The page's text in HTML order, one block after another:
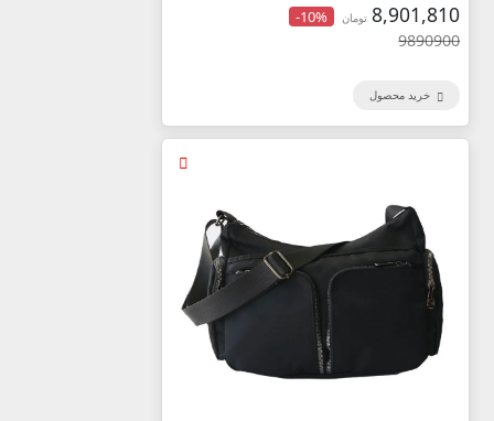
8,901,810 تومان -10%
9890900
خرید محصول